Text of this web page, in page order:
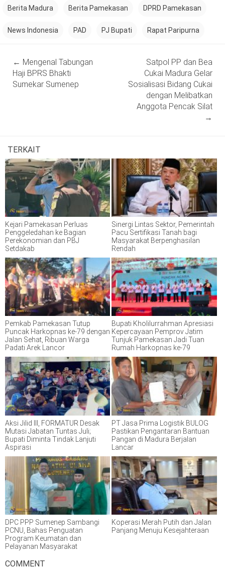
Berita Madura Berita Pamekasan DPRD Pamekasan
News Indonesia PAD PJ Bupati Rapat Paripurna
navigation
← Mengenal Tabungan
Haji BPRS Bhakti
Sumekar Sumenep
Satpol PP dan Bea
Cukai Madura Gelar
Sosialisasi Bidang Cukai
dengan Melibatkan
Anggota Pencak Silat
→
TERKAIT
Kejari Pamekasan Perluas
Penggeledahan ke Bagian
Perekonomian dan PBJ
Setdakab
Sinergi Lintas Sektor, Pemerintah
Pacu Sertifikasi Tanah bagi
Masyarakat Berpenghasilan
Rendah
Pemkab Pamekasan Tutup
Puncak Harkopnas ke-79 dengan
Jalan Sehat, Ribuan Warga
Padati Arek Lancor
Bupati Kholilurrahman Apresiasi
Kepercayaan Pemprov Jatim
Tunjuk Pamekasan Jadi Tuan
Rumah Harkopnas ke-79
Aksi Jilid III, FORMATUR Desak
Mutasi Jabatan Tuntas Juli;
Bupati Diminta Tindak Lanjuti
Aspirasi
PT Jasa Prima Logistik BULOG
Pastikan Pengantaran Bantuan
Pangan di Madura Berjalan
Lancar
DPC PPP Sumenep Sambangi
PCNU, Bahas Penguatan
Program Keumatan dan
Pelayanan Masyarakat
Koperasi Merah Putih dan Jalan
Panjang Menuju Kesejahteraan
COMMENT